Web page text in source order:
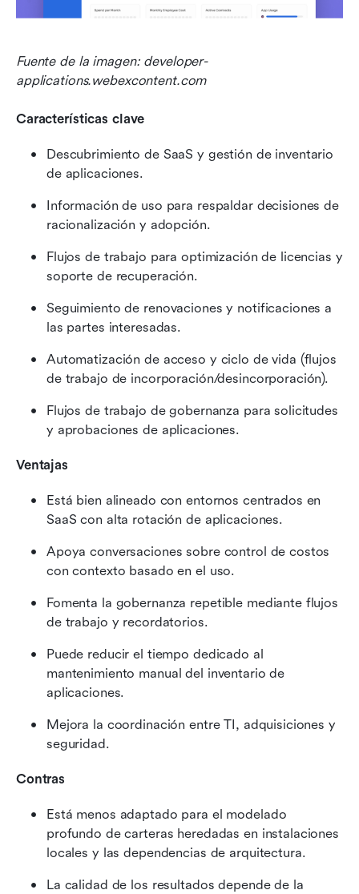
Fuente de la imagen: developer-
applications.webexcontent.com
Características clave
Descubrimiento de SaaS y gestión de inventario
de aplicaciones.
Información de uso para respaldar decisiones de
racionalización y adopción.
Flujos de trabajo para optimización de licencias y
soporte de recuperación.
Seguimiento de renovaciones y notificaciones a
las partes interesadas.
Automatización de acceso y ciclo de vida (flujos
de trabajo de incorporación/desincorporación).
Flujos de trabajo de gobernanza para solicitudes
y aprobaciones de aplicaciones.
Ventajas
Está bien alineado con entornos centrados en
SaaS con alta rotación de aplicaciones.
Apoya conversaciones sobre control de costos
con contexto basado en el uso.
Fomenta la gobernanza repetible mediante flujos
de trabajo y recordatorios.
Puede reducir el tiempo dedicado al
mantenimiento manual del inventario de
aplicaciones.
Mejora la coordinación entre TI, adquisiciones y
seguridad.
Contras
Está menos adaptado para el modelado
profundo de carteras heredadas en instalaciones
locales y las dependencias de arquitectura.
La calidad de los resultados depende de la